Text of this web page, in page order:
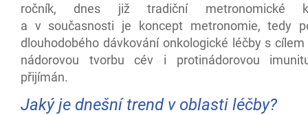
ročník, dnes již tradiční metronomické
a v současnosti je koncept metronomie, tedy
dlouhodobého dávkování onkologické léčby s
nádorovou tvorbu cév i protinádorovou
přijímán.
Jaký je dnešní trend v oblasti léčby?